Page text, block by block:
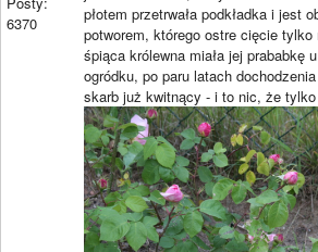
6370
płotem przetrwała podkładka i jest
potworem, którego ostre cięcie
śpiąca królewna miała jej prababkę
ogródku, po paru latach
skarb już kwitnący - i to nic, że